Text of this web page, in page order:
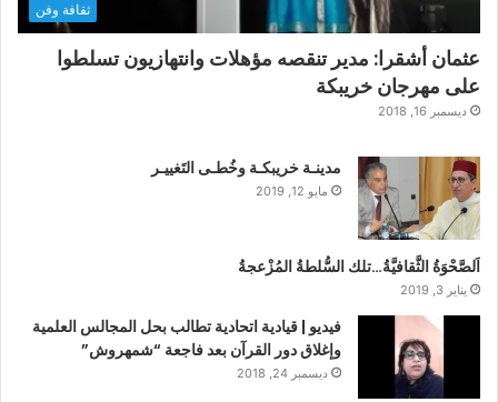
ثقافة وفن
عثمان أشقرا: مدير تنقصه مؤهلات وانتهازيون تسلطوا
على مهرجان خريبكة
ديسمبر 16, 2018
مدينـة خريبكـة وخُطـى التَغييـر
مايو 12, 2019
اَلصَّحْوَةُ الثَّقافيَّةُ…تلك السُّلطةُ المُزْعجةُ
يناير 3, 2019
فيديو | قيادية اتحادية تطالب بحل المجالس العلمية
وإغلاق دور القرآن بعد فاجعة “شمهروش”
ديسمبر 24, 2018